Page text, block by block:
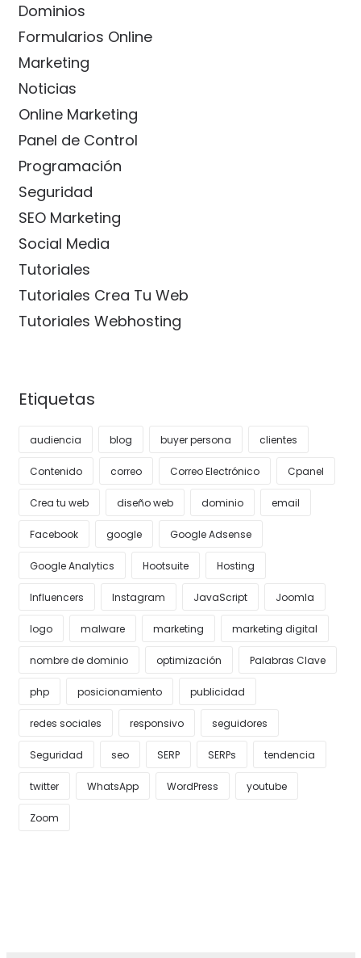
Dominios
Formularios Online
Marketing
Noticias
Online Marketing
Panel de Control
Programación
Seguridad
SEO Marketing
Social Media
Tutoriales
Tutoriales Crea Tu Web
Tutoriales Webhosting
Etiquetas
audiencia blog buyer persona clientes
Contenido correo Correo Electrónico Cpanel
Crea tu web diseño web dominio email
Facebook google Google Adsense
Google Analytics Hootsuite Hosting
Influencers Instagram JavaScript Joomla
logo malware marketing marketing digital
nombre de dominio optimización Palabras Clave
php posicionamiento publicidad
redes sociales responsivo seguidores
Seguridad seo SERP SERPs tendencia
twitter WhatsApp WordPress youtube
Zoom